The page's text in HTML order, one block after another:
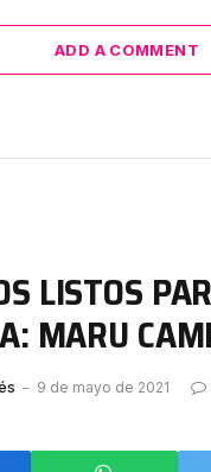
ADD A COMMENT
LISTOS
MARU
9 de mayo de 2021